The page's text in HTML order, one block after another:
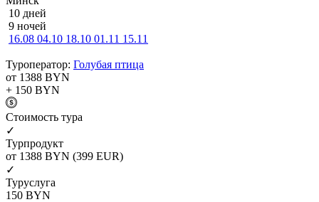
10 дней
9 ночей
16.08 04.10 18.10 01.11 15.11
Туроператор: Голубая птица
от 1388 BYN
+ 150 BYN
Cтоимость тура
✓
Турпродукт
от 1388 BYN (399 EUR)
✓
Туруслуга
150 BYN